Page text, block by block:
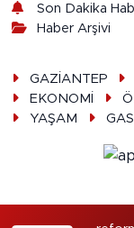
Son Dakika
Haber Arşivi
GAZİANTEP
EKONOMİ
YAŞAM